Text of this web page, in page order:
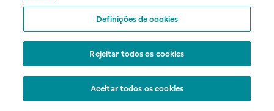
Definições de cookies
Rejeitar todos os cookies
Aceitar todos os cookies